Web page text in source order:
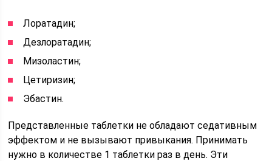
Лоратадин;
Дезлоратадин;
Мизоластин;
Цетиризин;
Эбастин.
Представленные таблетки не обладают седативным
эффектом и не вызывают привыкания. Принимать
нужно в количестве 1 таблетки раз в день. Эти